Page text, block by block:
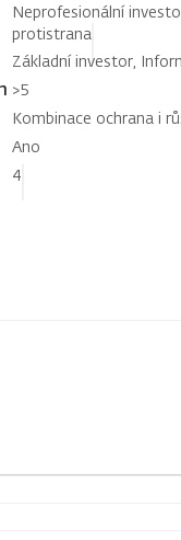
Neprofesionální
protistrana
Základní investor,
>5
Kombinace ochrana i
Ano
4